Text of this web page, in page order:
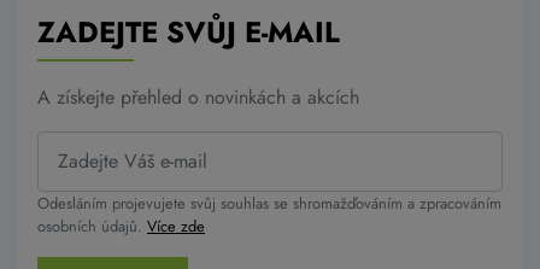
ZADEJTE SVŮJ E-MAIL
A získejte přehled o novinkách a akcích
Odesláním projevujete svůj souhlas se shromažďováním a zpracováním
osobních údajů. Více zde